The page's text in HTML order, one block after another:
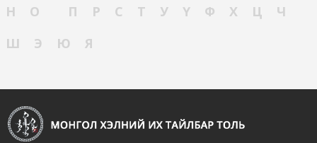
Н
О П Р С Т У Ү Ф Х Ц
Ч
Ш
Э Ю Я